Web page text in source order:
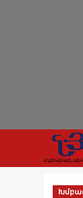
ՀԱՅԿԱԿԱՆ